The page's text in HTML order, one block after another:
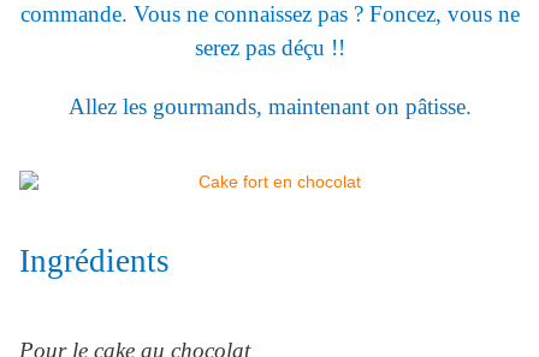
commande. Vous ne connaissez pas ? Foncez, vous ne
serez pas déçu !!
Allez les gourmands, maintenant on pâtisse.
Ingrédients
Pour le cake au chocolat